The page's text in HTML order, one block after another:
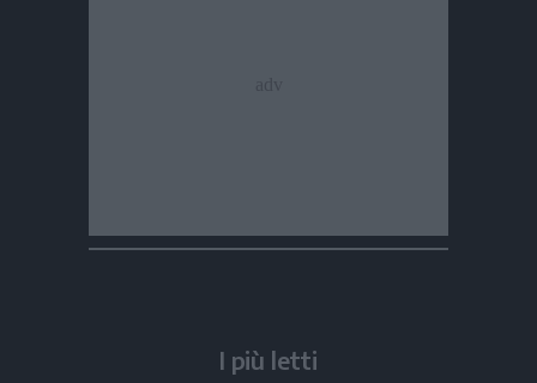
I più letti